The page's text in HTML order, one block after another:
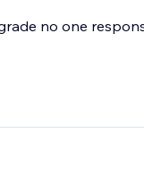
no one